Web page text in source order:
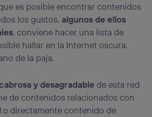
es posible encontrar contenidos
los gustos, algunos de ellos
, conviene hacer una lista de
hallar en la Internet oscura.
de la paja.
y desagradable de esta red
de contenidos relacionados con
o directamente contenido de